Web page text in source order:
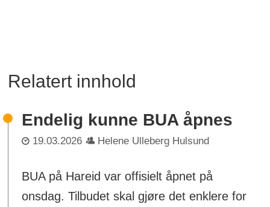
Relatert innhold
Endelig kunne BUA åpnes
19.03.2026 Helene Ulleberg Hulsund
BUA på Hareid var offisielt åpnet på
onsdag. Tilbudet skal gjøre det enklere for